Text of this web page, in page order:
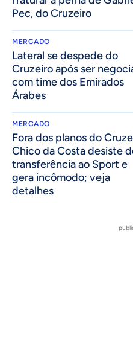
Pec, do Cruzeiro
MERCADO
Lateral se despede do
Cruzeiro após ser
com time dos Emirados
Árabes
MERCADO
Fora dos planos do
Chico da Costa desiste
transferência ao Sport e
gera incômodo; veja
detalhes